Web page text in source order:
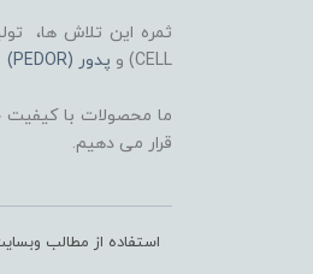
CELL) و
پدور (PEDOR)
ما محصولات با کیفیت
قرار می دهیم.
استفاده از مطالب